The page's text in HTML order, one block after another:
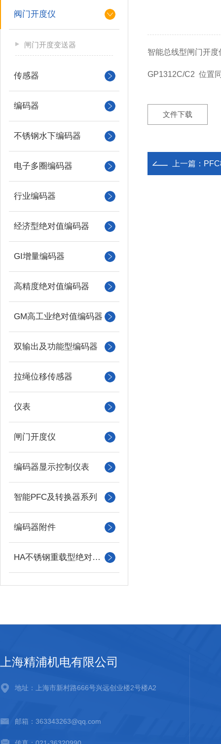
阀门开度仪
闸门开度变送器
传感器
编码器
不锈钢水下编码器
电子多圈编码器
行业编码器
经济型绝对值编码器
GI增量编码器
高精度绝对值编码器
GM高工业绝对值编码器
双输出及功能型编码器
拉绳位移传感器
仪表
闸门开度仪
编码器显示控制仪表
智能PFC及转换器系列
编码器附件
HA不锈钢重载型绝对值编码器
智能总线型闸门开
GP1312C/C2 位置
文件下载
上一篇：
上海精浦机电有限公司
地址：上海市新村路666号兴远创业楼2号楼A2
邮箱：363343263@qq.com